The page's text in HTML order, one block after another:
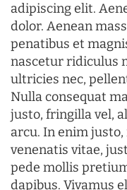
adipiscing elit.
dolor. Aenean
penatibus et
nascetur ridiculus
ultricies nec,
Nulla consequat
justo, fringilla vel,
arcu. In enim
venenatis vitae,
pede mollis
dapibus. Vivamus